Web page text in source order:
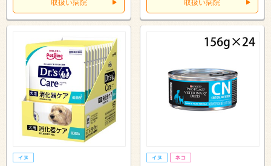
取扱い病院 取扱い病院